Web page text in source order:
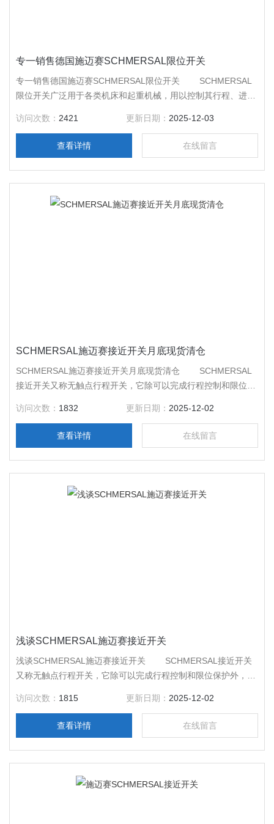
专一销售德国施迈赛SCHMERSAL限位开关
专一销售德国施迈赛SCHMERSAL限位开关 SCHMERSAL
限位开关广泛用于各类机床和起重机械，用以控制其行程、进行
关轿门的速度、自动开关门的限位，轿厢的上、下限位保护。
访问次数： 2421 更新日期： 2025-12-03
查看详情 在线留言
SCHMERSAL施迈赛接近开关月底现货清仓
SCHMERSAL施迈赛接近开关月底现货清仓 SCHMERSAL
接近开关又称无触点行程开关，它除可以完成行程控制和限位保
等，也可用于变频计数器、变频脉冲发生器、液面控制和加工程
序的自动衔接等。
访问次数： 1832 更新日期： 2025-12-02
查看详情 在线留言
浅谈SCHMERSAL施迈赛接近开关
浅谈SCHMERSAL施迈赛接近开关 SCHMERSAL接近开关
又称无触点行程开关，它除可以完成行程控制和限位保护外，还
用于变频计数器、变频脉冲发生器、液面控制和加工程序的自动
访问次数： 1815 更新日期： 2025-12-02
查看详情 在线留言